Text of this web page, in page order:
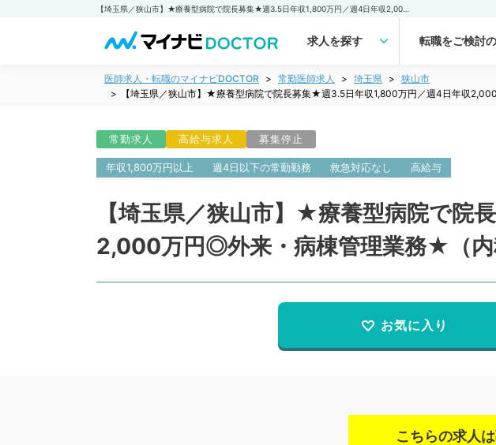
求人を探す 転職をご検討
医師求人・転職のマイナビDOCTOR 常勤医師求人 埼玉県
狭山市
【埼玉県／狭山市】★療養型病院で院長募集★週3.5日年収1,800万円／週4日年収
常勤求人 高給与求人 募集停止
年収1,800万円以上 週4日以下の常勤勤務 救急対応なし 高給与
【埼玉県／狭山市】★療養型病院で
2,000万円◎外来・病棟管理業務★（内
お気に入り
こちらの求人